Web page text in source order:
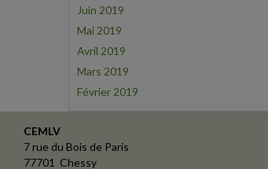
Juin 2019
Mai 2019
Avril 2019
Mars 2019
Février 2019
CEMLV
7 rue du Bois de Paris
77701 Chessy